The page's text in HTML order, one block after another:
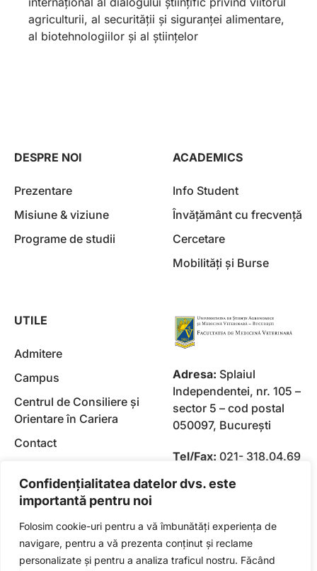
Confidențialitatea datelor dvs. este
importantă pentru noi
Folosim cookie-uri pentru a vă îmbunătăți experiența de
navigare, pentru a vă prezenta conținut și reclame
personalizate și pentru a analiza traficul nostru. Făcând
agriculturii, al securității și siguranței alimentare,
al biotehnologiilor și al științelor
DESPRE NOI
Prezentare
Misiune & viziune
Programe de studii
ACADEMICS
Info Student
Învățământ cu frecvență
Cercetare
Mobilități și Burse
UTILE
Admitere
Campus
Centrul de Consiliere și
Orientare în Cariera
Contact
siteului
Adresa: Splaiul
Independentei, nr. 105 –
sector 5 – cod postal
050097, Bucureşti
Tel/Fax: 021- 318.04.69